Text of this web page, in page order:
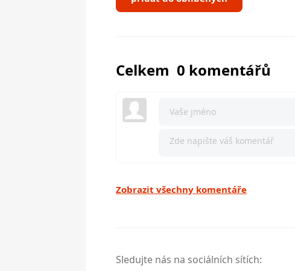
Celkem 0 komentářů
Zobrazit všechny komentáře
Sledujte nás na sociálních sítích: